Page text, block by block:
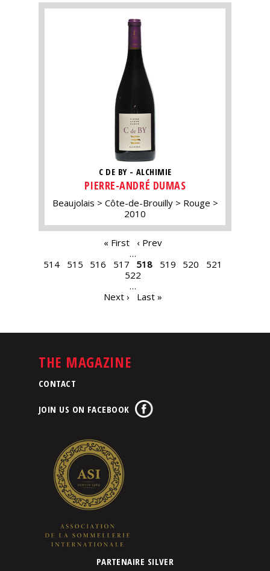
C DE BY - ALCHIMIE
PIERRE-ANDRÉ DUMAS
Beaujolais Côte-de-Brouilly
Rouge
2010
« First
‹ Prev
…
514
515 516 517 518 519 520
521
522
…
Next ›
Last »
THE MAGAZINE
CONTACT
JOIN US ON FACEBOOK
PARTENAIRE SILVER